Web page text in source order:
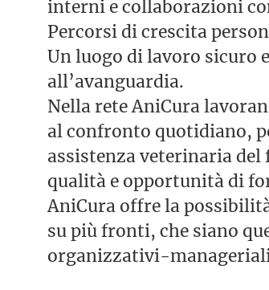
interni e collaborazioni
Percorsi di crescita
Un luogo di lavoro sicuro
all’avanguardia.
Nella rete AniCura
al confronto quotidiano,
assistenza veterinaria
qualità e opportunità di
AniCura offre la
su più fronti, che siano
organizzativi-